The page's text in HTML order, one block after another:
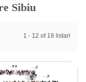
Sibiu
1 - 12 of 18 listari